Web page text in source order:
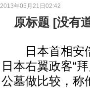
2013年05月21日02:42
来源：北京晨报
原标题 [没有
日本首相安倍
日本右翼政客“
公墓做比较，称